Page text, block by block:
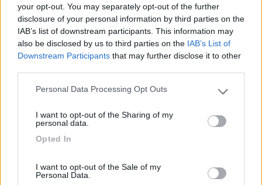
your opt-out. You may separately opt-out of the further
disclosure of your personal information by third parties on the
IAB’s list of downstream participants. This information may
also be disclosed by us to third parties on the IAB’s List of
Downstream Participants that may further disclose it to other
Please note that this website/app uses one or more Google
not limited to your visit or usage behaviour. You may click to
grant or deny consent to Google and its third-party tags to
use your data for below specified purposes in below Google
Personal Data Processing Opt Outs
I want to opt-out of the Sharing of my
personal data.
Opted In
I want to opt-out of the Sale of my
Personal Data.
Piazzole larghe e comode, proprietari gentili. Non
molta ombra, ma il vento è sempre presente
quindi si sta molto bene. Area attrezzata e pulita
con docce (calde a pagamento), bagni, lavatoi,
ecc. Luogo silenzioso. I proprietari vendono anche
locali.
Accoglienza Caratteristiche Posizione
Punto vendita
Popys 22/12/2020 11:03